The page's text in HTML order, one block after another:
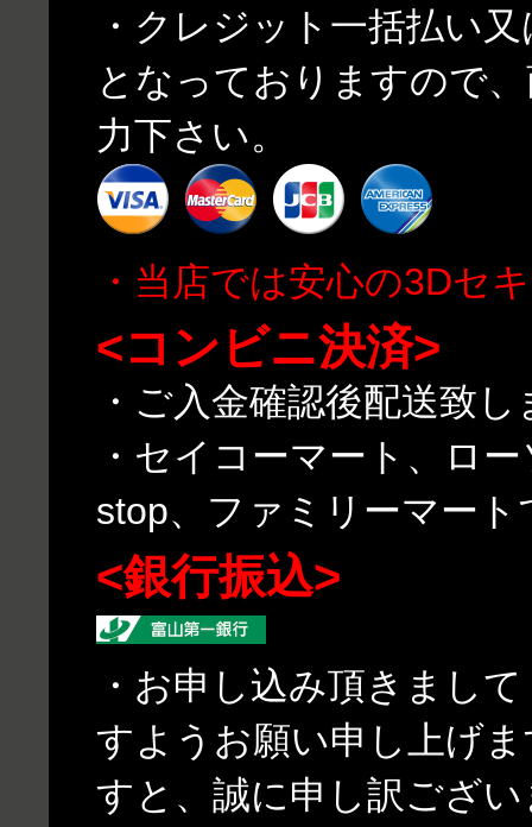
・クレジット一括払い
となっておりますので
力下さい。
・当店では安心の3Dセ
<コンビニ決済>
・ご入金確認後配送致し
・セイコーマート、ロ
stop、ファミリーマー
<銀行振込>
・お申し込み頂きまし
すようお願い申し上げ
すと、誠に申し訳ござ